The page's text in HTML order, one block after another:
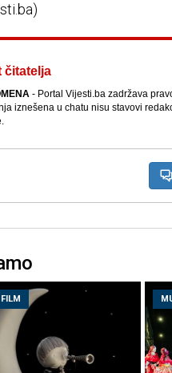
čitatelja
- Portal Vijesti.ba zadržava
iznešena u chatu nisu stavovi